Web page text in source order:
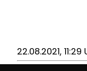
22.08.2021, 11:29